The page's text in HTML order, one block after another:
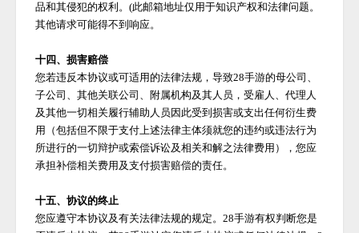
品和其侵犯的权利。(此邮箱地址仅用于知识产权和法律问题。
其他请求可能得不到响应。
十四、损害赔偿
您若违反本协议或可适用的法律法规，导致28手游的母公司、
子公司、其他关联公司、附属机构及其人员，受雇人、代理人
及其他一切相关履行辅助人员因此受到损害或支出任何衍生费
用（包括但不限于支付上述法律主体须就您的违约或违法行为
所进行的一切辩护或索偿诉讼及相关和解之法律费用），您应
承担补偿相关费用及支付损害赔偿的责任。
十五、协议的终止
您应遵守本协议及有关法律法规的规定。28手游有权判断您是